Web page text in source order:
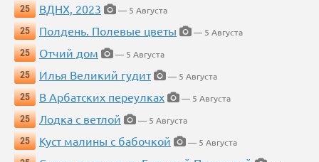
25 ВДНХ, 2023
— 5 Августа
25
Полдень. Полевые цветы
— 5 Августа
25
Отчий дом
— 5 Августа
25
Илья Великий гудит
— 5 Августа
25
В Арбатских переулках
— 5 Августа
25
Лодка с ветлой
— 5 Августа
25
Куст малины с бабочкой
— 5 Августа